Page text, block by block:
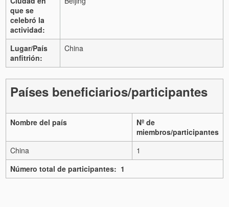
que se
celebró la
actividad:
Lugar/País
anfitrión:
China
Países beneficiarios/participantes
Nombre del país
Nº de
miembros/participantes
China
1
Número total de participantes: 1